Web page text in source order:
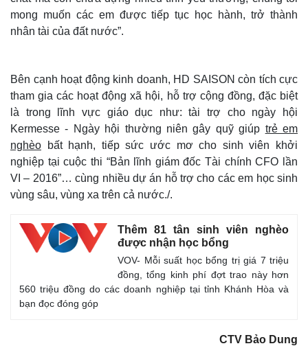
mong muốn các em được tiếp tục học hành, trở thành
nhân tài của đất nước”.
Bên cạnh hoạt động kinh doanh, HD SAISON còn tích cực
tham gia các hoạt động xã hội, hỗ trợ cộng đồng, đặc biệt
là trong lĩnh vực giáo dục như: tài trợ cho ngày hội
Kermesse - Ngày hội thường niên gây quỹ giúp trẻ em
nghèo bất hạnh, tiếp sức ước mơ cho sinh viên khởi
nghiệp tại cuộc thi “Bản lĩnh giám đốc Tài chính CFO lần
VI – 2016”… cùng nhiều dự án hỗ trợ cho các em học sinh
vùng sâu, vùng xa trên cả nước./.
Thêm 81 tân sinh viên nghèo
được nhận học bổng
VOV- Mỗi suất học bổng trị giá 7 triệu
đồng, tổng kinh phí đợt trao này hơn
560 triệu đồng do các doanh nghiệp tại tỉnh Khánh Hòa và
bạn đọc đóng góp
CTV Bảo Dung